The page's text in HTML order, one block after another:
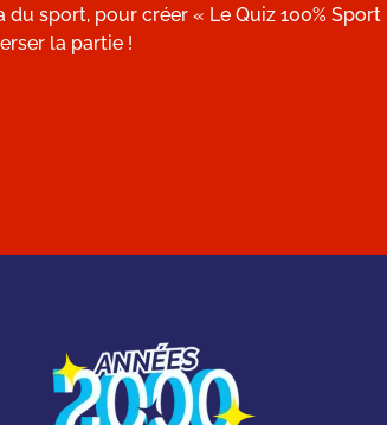
du sport, pour créer « Le Quiz 100% Sport
la partie !